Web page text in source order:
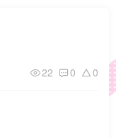
22 0 0